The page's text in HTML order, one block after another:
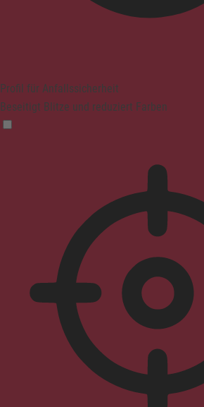
Profil für Anfallssicherheit
Beseitigt Blitze und reduziert Farben